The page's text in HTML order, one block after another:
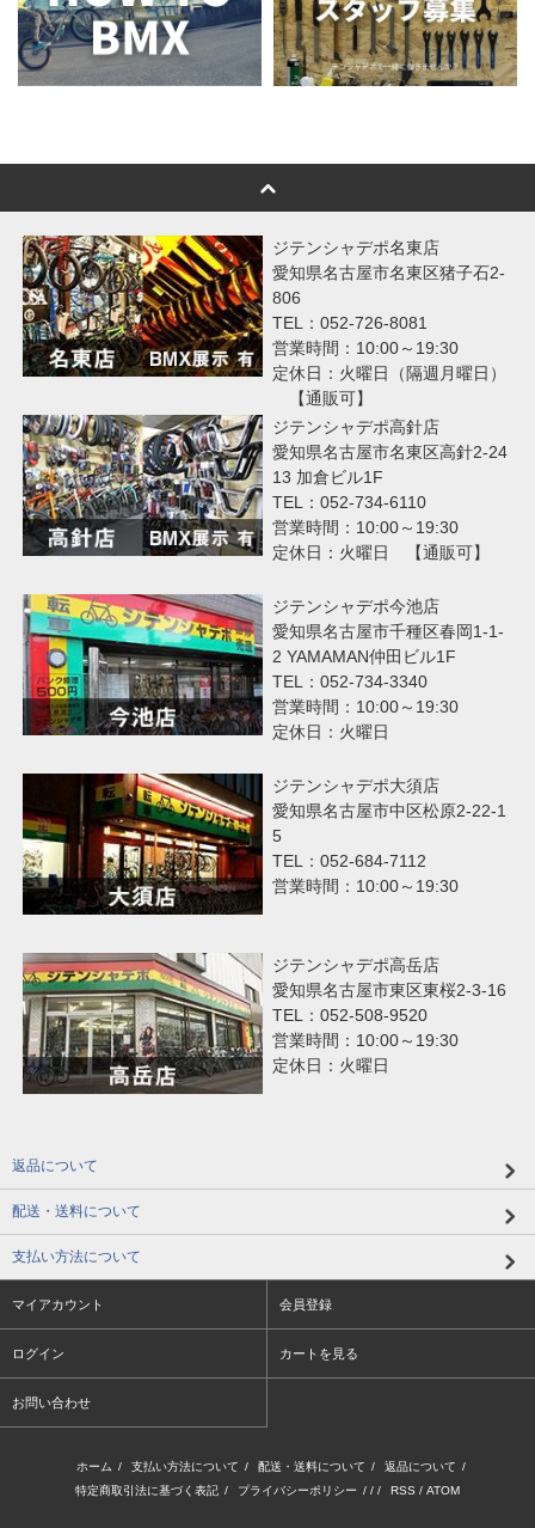
ジテンシャデポ名東店
愛知県名古屋市名東区猪子石2-
806
TEL：052-726-8081
営業時間：10:00～19:30
定休日：火曜日（隔週月曜日）
【通販可】
ジテンシャデポ高針店
愛知県名古屋市名東区高針2-24
13 加倉ビル1F
TEL：052-734-6110
営業時間：10:00～19:30
定休日：火曜日 【通販可】
ジテンシャデポ今池店
愛知県名古屋市千種区春岡1-1-
2 YAMAMAN仲田ビル1F
TEL：052-734-3340
営業時間：10:00～19:30
定休日：火曜日
ジテンシャデポ大須店
愛知県名古屋市中区松原2-22-1
5
TEL：052-684-7112
営業時間：10:00～19:30
ジテンシャデポ高岳店
愛知県名古屋市東区東桜2-3-16
TEL：052-508-9520
営業時間：10:00～19:30
定休日：火曜日
返品について
配送・送料について
支払い方法について
マイアカウント 会員登録
ログイン カートを見る
お問い合わせ
ホーム / 支払い方法について / 配送・送料について / 返品について /
特定商取引法に基づく表記 / プライバシーポリシー / / / RSS / ATOM